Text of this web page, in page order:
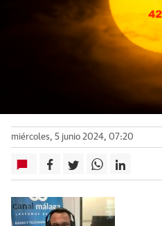
miércoles, 5 junio 2024, 07:20